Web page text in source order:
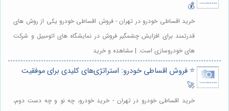
💰
خرید اقساطی خودرو در تهران - فروش اقساطی خودرو یکی از روش های
قدرتمند برای افزایش چشمگیر فروش در نمایشگاه های اتومبیل و شرکت
های خودروسازی است. | مشاهده و خرید
⭐️ فروش اقساطی خودرو: استراتژی‌های کلیدی برای موفقیت
🚀
خرید اقساطی خودرو در تهران - خرید خودرو، چه نو و چه دست دوم،